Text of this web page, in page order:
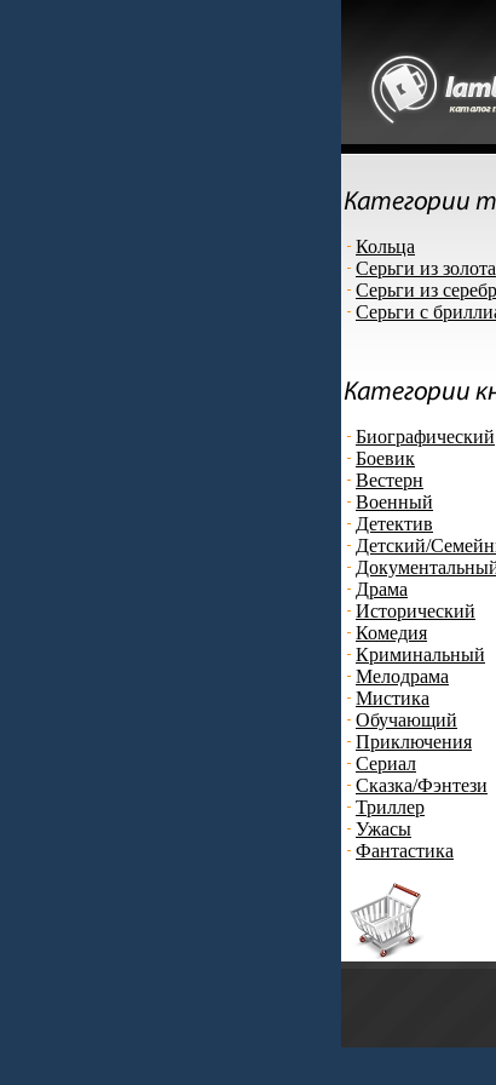
Кольца
Серьги из золота
Серьги из
Серьги с
Биографический
Боевик
Вестерн
Военный
Детектив
Детский/
Драма
Исторический
Комедия
Криминальный
Мелодрама
Мистика
Обучающий
Приключения
Сериал
Сказка/Фэнтези
Триллер
Ужасы
Фантастика